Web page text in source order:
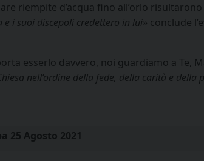
riempite d’acqua fino all’orlo
e i suoi discepoli credettero in lui» conclude
esserlo davvero, noi guardiamo a Te,
nell’ordine della fede, della carità e della
25 Agosto 2021